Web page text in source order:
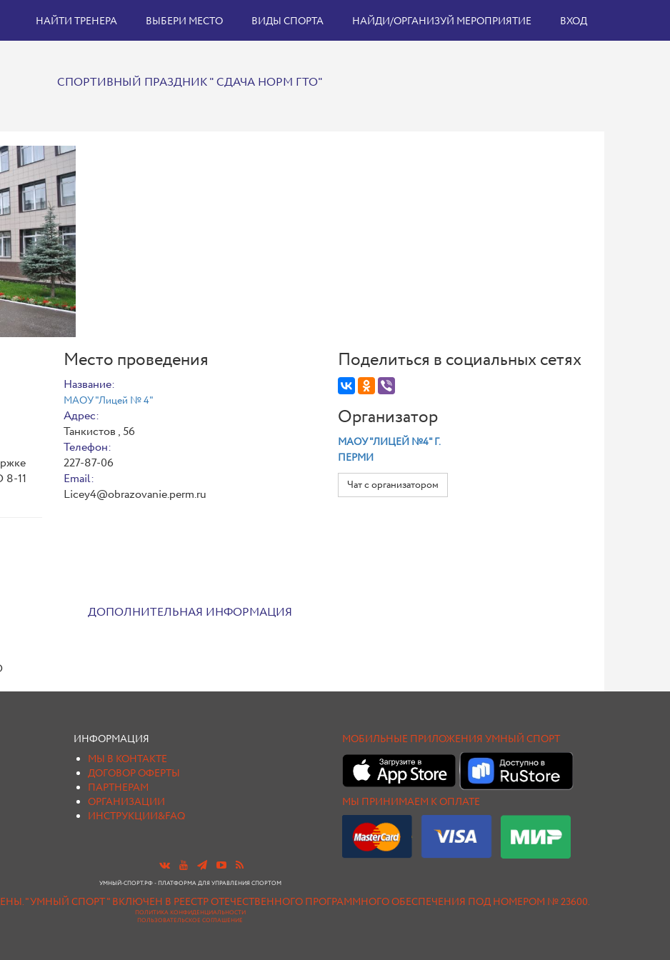
НАЙТИ ТРЕНЕРА ВЫБЕРИ МЕСТО ВИДЫ СПОРТА НАЙДИ/ОРГАНИЗУЙ МЕРОПРИЯТИЕ ВХОД
СПОРТИВНЫЙ ПРАЗДНИК " СДАЧА НОРМ ГТО"
8-11
Место проведения
Название:
МАОУ "Лицей № 4"
Адрес:
Танкистов , 56
Телефон:
227-87-06
Email:
Licey4@obrazovanie.perm.ru
Поделиться в социальных сетях
Организатор
МАОУ "ЛИЦЕЙ №4" Г.
ПЕРМИ
Чат с организатором
ДОПОЛНИТЕЛЬНАЯ ИНФОРМАЦИЯ
ИНФОРМАЦИЯ
МЫ В КОНТАКТЕ
ДОГОВОР ОФЕРТЫ
ПАРТНЕРАМ
ОРГАНИЗАЦИИ
ИНСТРУКЦИИ&FAQ
МОБИЛЬНЫЕ ПРИЛОЖЕНИЯ УМНЫЙ СПОРТ
МЫ ПРИНИМАЕМ К ОПЛАТЕ
УМНЫЙ-СПОРТ.РФ - ПЛАТФОРМА ДЛЯ УПРАВЛЕНИЯ СПОРТОМ
"УМНЫЙ СПОРТ " ВКЛЮЧЕН В РЕЕСТР ОТЕЧЕСТВЕННОГО ПРОГРАММНОГО ОБЕСПЕЧЕНИЯ ПОД НОМЕРОМ № 23600.
ПОЛИТИКА КОНФИДЕНЦИАЛЬНОСТИ
ПОЛЬЗОВАТЕЛЬСКОЕ СОГЛАШЕНИЕ